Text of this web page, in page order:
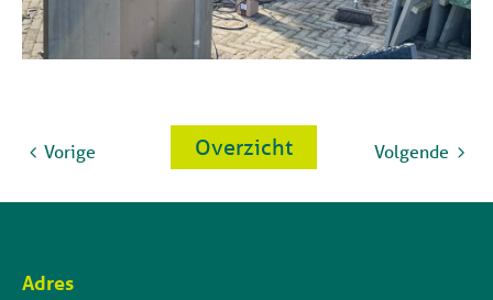
Volgende
Overzicht
Vorige
Contactinformatie
Adres